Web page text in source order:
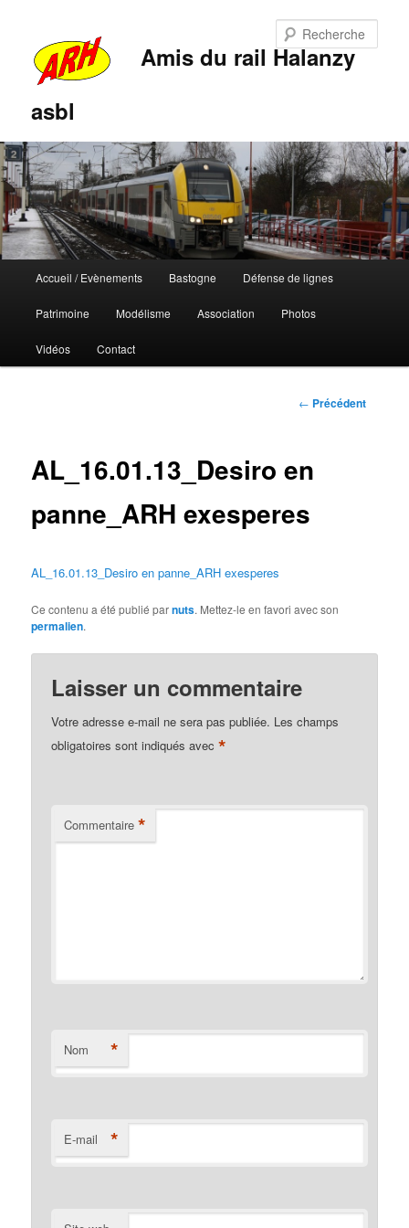
Amis du rail Halanzy
asbl
principal
Aller
au
contenu
Aller
au
contenu
Accueil / Evènements Bastogne Défense de lignes
Patrimoine Modélisme Association Photos
Vidéos Contact
Navigation
← Précédent
AL_16.01.13_Desiro en
panne_ARH exesperes
AL_16.01.13_Desiro en panne_ARH exesperes
Ce contenu a été publié parnuts. Mettez-le en favori avec son
permalien.
Laisser un commentaire
Votre adresse e-mail ne sera pas publiée. Les champs
obligatoires sont indiqués avec*
Commentaire *
Nom *
E-mail *